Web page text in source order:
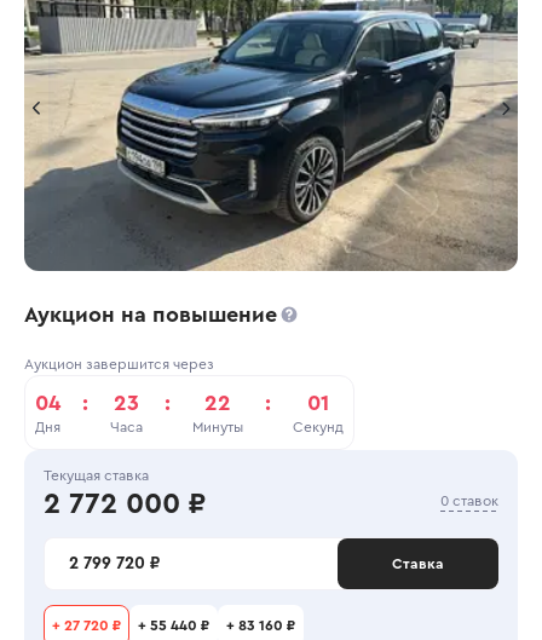
Аукцион на повышение
Аукцион завершится через
04
Дня
: 23
Часа
: 22
Минуты
: 01
Секунд
Текущая ставка
2 772 000 ₽ 0 ставок
2 799 720 ₽ Ставка
+ 27 720 ₽ + 55 440 ₽ + 83 160 ₽